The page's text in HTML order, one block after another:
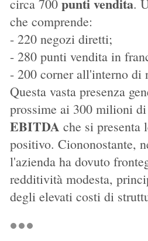
circa 700 punti vendita.
che comprende:
- 220 negozi diretti;
- 280 punti vendita in
- 200 corner all'interno di
Questa vasta presenza
prossime ai 300 milioni
EBITDA che si presenta
positivo. Ciononostante,
l'azienda ha dovuto
redditività modesta,
degli elevati costi di